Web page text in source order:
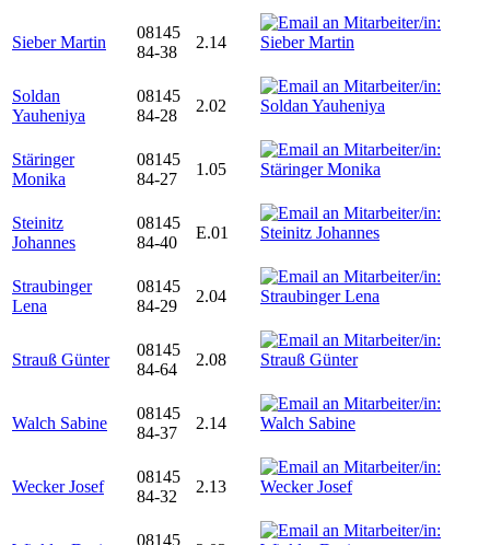
Sieber Martin
08145
84-38
2.14
Soldan
Yauheniya
08145
84-28
2.02
Stäringer
Monika
08145
84-27
1.05
Steinitz
Johannes
08145
84-40
E.01
Straubinger
Lena
08145
84-29
2.04
Strauß Günter
08145
84-64
2.08
Walch Sabine
08145
84-37
2.14
Wecker Josef
08145
84-32
2.13
08145